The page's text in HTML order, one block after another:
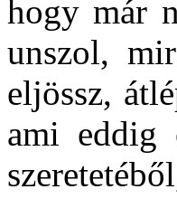
hogy már
unszol,
eljössz,
ami eddig